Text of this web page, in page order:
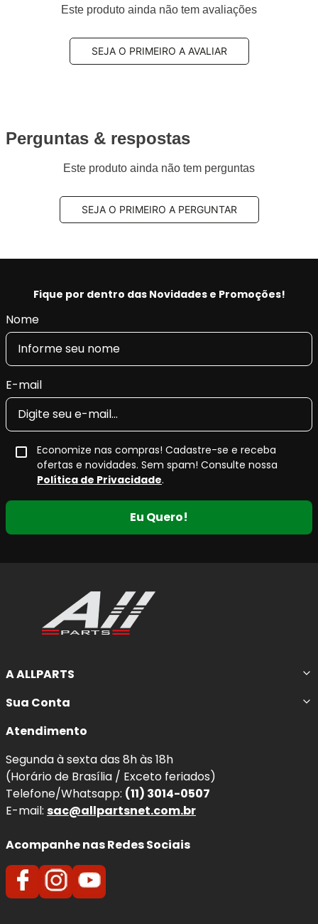
Este produto ainda não tem avaliações
SEJA O PRIMEIRO A AVALIAR
Perguntas & respostas
Este produto ainda não tem perguntas
SEJA O PRIMEIRO A PERGUNTAR
Fique por dentro das Novidades e Promoções!
Nome
E-mail
Economize nas compras! Cadastre-se e receba
ofertas e novidades. Sem spam! Consulte nossa
Política de Privacidade.
Eu Quero!
A ALLPARTS
Sua Conta
Atendimento
Segunda à sexta das 8h às 18h
(Horário de Brasília / Exceto feriados)
Telefone/Whatsapp: (11) 3014-0507
E-mail: sac@allpartsnet.com.br
Acompanhe nas Redes Sociais